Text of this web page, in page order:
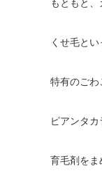
もともと
くせ毛と
特有のごわ
ピアンタ
育毛剤をま